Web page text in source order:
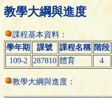
教學大綱與進度
課程基本資料：
學年期
課號 課程名稱 階段
109-2
287810 體育 4
教學大綱與進度：